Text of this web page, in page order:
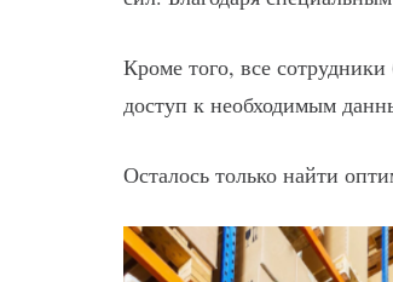
Кроме того, все
доступ к необходимым
Осталось только найти